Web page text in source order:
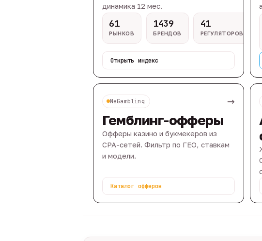
динамика 12 мес.
61
РЫНКОВ
1439
БРЕНДОВ
41
РЕГУЛЯТОРОВ
Открыть индекс
NeGambling →
Гемблинг-офферы
Офферы казино и букмекеров из
CPA-сетей. Фильтр по ГЕО, ставкам
и модели.
Каталог офферов